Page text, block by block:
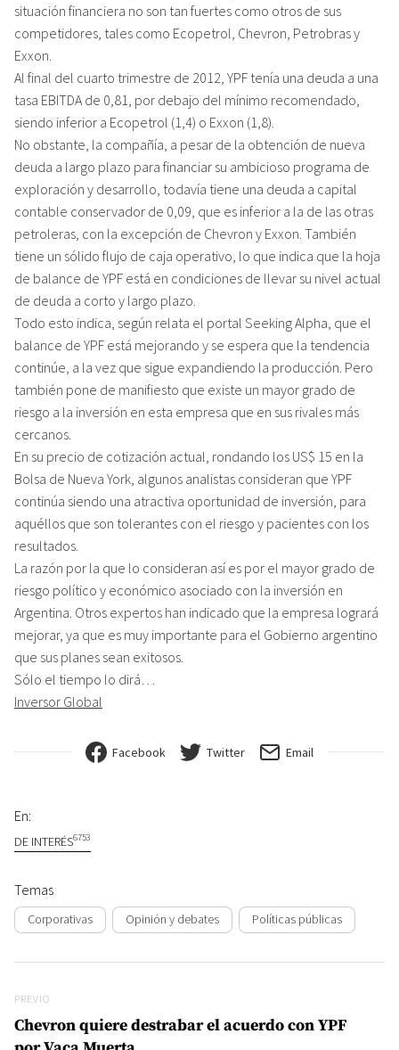
situación financiera no son tan fuertes como otros de sus
competidores, tales como Ecopetrol, Chevron, Petrobras y
Exxon.
Al final del cuarto trimestre de 2012, YPF tenía una deuda a una
tasa EBITDA de 0,81, por debajo del mínimo recomendado,
siendo inferior a Ecopetrol (1,4) o Exxon (1,8).
No obstante, la compañía, a pesar de la obtención de nueva
deuda a largo plazo para financiar su ambicioso programa de
exploración y desarrollo, todavía tiene una deuda a capital
contable conservador de 0,09, que es inferior a la de las otras
petroleras, con la excepción de Chevron y Exxon. También
tiene un sólido flujo de caja operativo, lo que indica que la hoja
de balance de YPF está en condiciones de llevar su nivel actual
de deuda a corto y largo plazo.
Todo esto indica, según relata el portal Seeking Alpha, que el
balance de YPF está mejorando y se espera que la tendencia
continúe, a la vez que sigue expandiendo la producción. Pero
también pone de manifiesto que existe un mayor grado de
riesgo a la inversión en esta empresa que en sus rivales más
cercanos.
En su precio de cotización actual, rondando los US$ 15 en la
Bolsa de Nueva York, algunos analistas consideran que YPF
continúa siendo una atractiva oportunidad de inversión, para
aquéllos que son tolerantes con el riesgo y pacientes con los
resultados.
La razón por la que lo consideran así es por el mayor grado de
riesgo político y económico asociado con la inversión en
Argentina. Otros expertos han indicado que la empresa logrará
mejorar, ya que es muy importante para el Gobierno argentino
que sus planes sean exitosos.
Sólo el tiempo lo dirá…
Inversor Global
Facebook Twitter Email
En:
DE INTERÉS6753
Temas
Corporativas Opinión y debates Políticas públicas
Previo
PREVIO
Chevron quiere destrabar el acuerdo con YPF